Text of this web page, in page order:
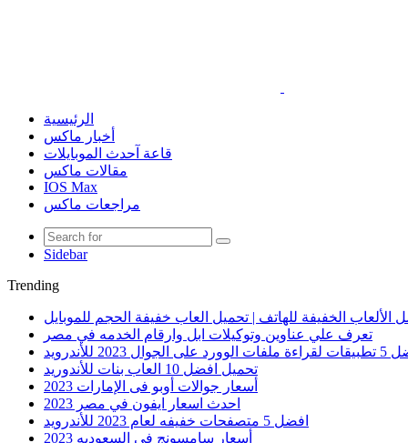
الرئيسية
أخبار ماكس
قاعة آحدث الموبايلات
مقالات ماكس
IOS Max
مراجعات ماكس
Sidebar
Trending
الألعاب الخفيفة للهاتف | تحميل العاب خفيفة الحجم للموبايل
تعرف علي عناوين وتوكيلات ابل وارقام الخدمه في مصر
على الجوال 2023 للأندرويد
تحميل افضل 10 العاب بنات للأندوريد
أسعار جوالات أوبو فى الإمارات 2023
احدث اسعار ايفون في مصر 2023
افضل 5 متصفحات خفيفه لعام 2023 للأندرويد
أسعار سامسونج في السعوديه 2023